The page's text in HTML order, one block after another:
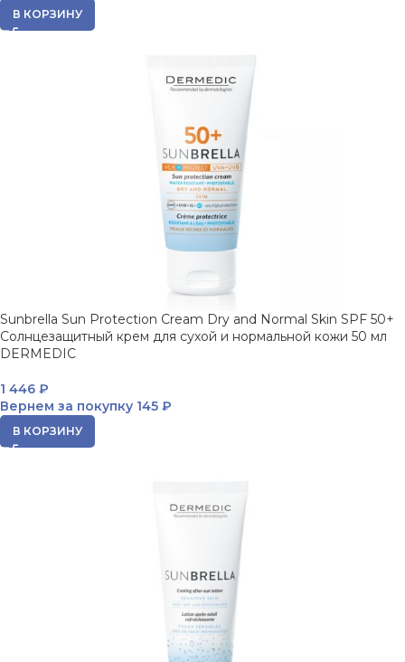
В КОРЗИНУ
Sunbrella Sun Protection Cream Dry and Normal Skin SPF 50+
Солнцезащитный крем для сухой и нормальной кожи 50 мл
DERMEDIC
1 446 ₽
Вернем за покупку 145 ₽
В КОРЗИНУ